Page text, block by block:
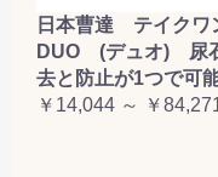
日本曹達 テイク
DUO (デュオ) 尿
去と防止が1つで可
￥14,044 ～ ￥